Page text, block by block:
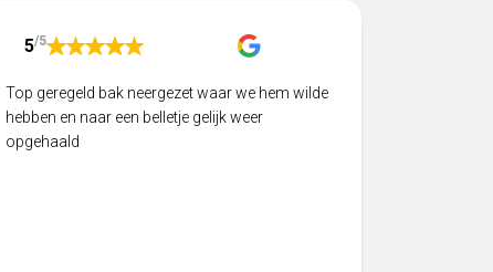
5/5
Top geregeld bak neergezet waar we hem wilde
hebben en naar een belletje gelijk weer
opgehaald